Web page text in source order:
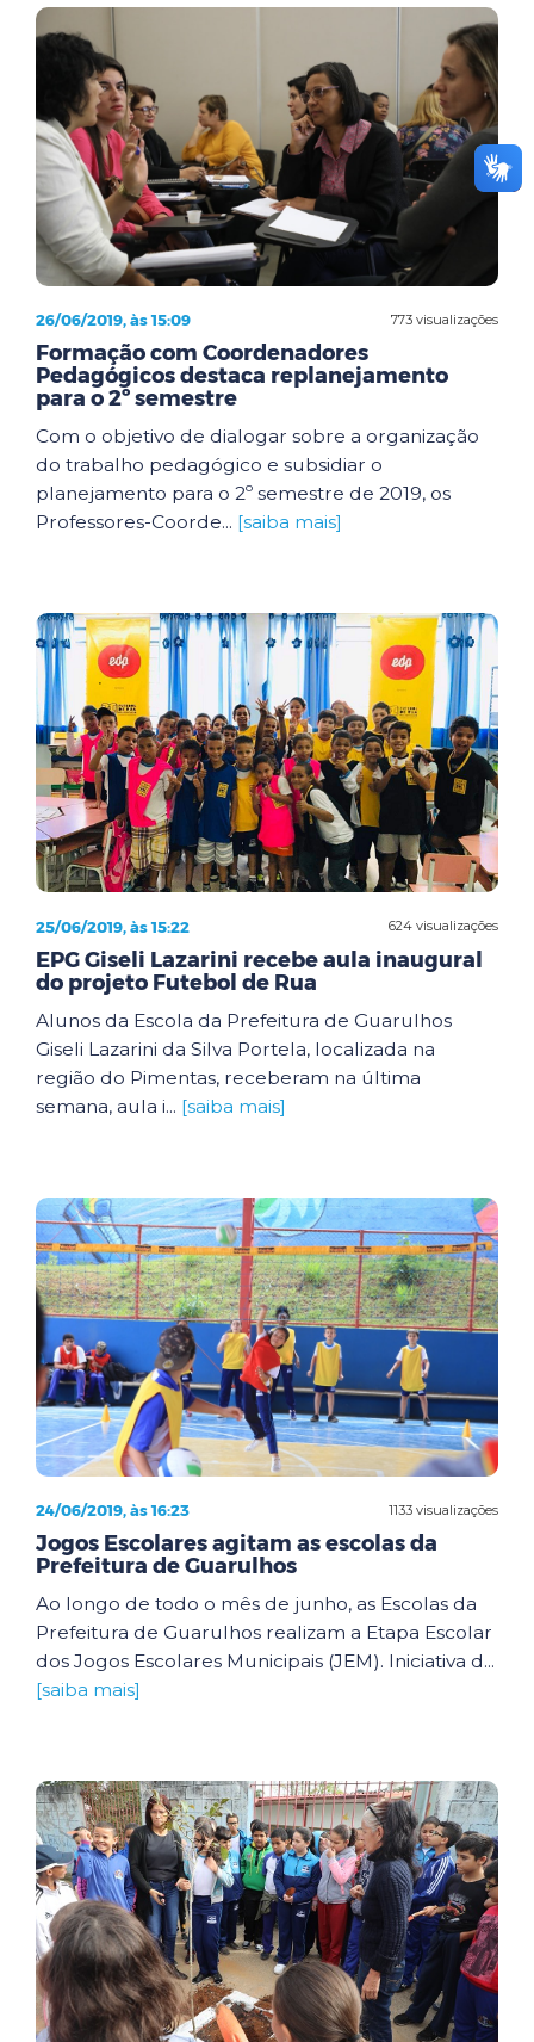
773 visualizações
26/06/2019, às 15:09
Formação com Coordenadores
Pedagógicos destaca replanejamento
para o 2º semestre
Com o objetivo de dialogar sobre a organização
do trabalho pedagógico e subsidiar o
planejamento para o 2º semestre de 2019, os
Professores-Coorde... [saiba mais]
624 visualizações
25/06/2019, às 15:22
EPG Giseli Lazarini recebe aula inaugural
do projeto Futebol de Rua
Alunos da Escola da Prefeitura de Guarulhos
Giseli Lazarini da Silva Portela, localizada na
região do Pimentas, receberam na última
semana, aula i... [saiba mais]
1133 visualizações
24/06/2019, às 16:23
Jogos Escolares agitam as escolas da
Prefeitura de Guarulhos
Ao longo de todo o mês de junho, as Escolas da
Prefeitura de Guarulhos realizam a Etapa Escolar
dos Jogos Escolares Municipais (JEM). Iniciativa d...
[saiba mais]